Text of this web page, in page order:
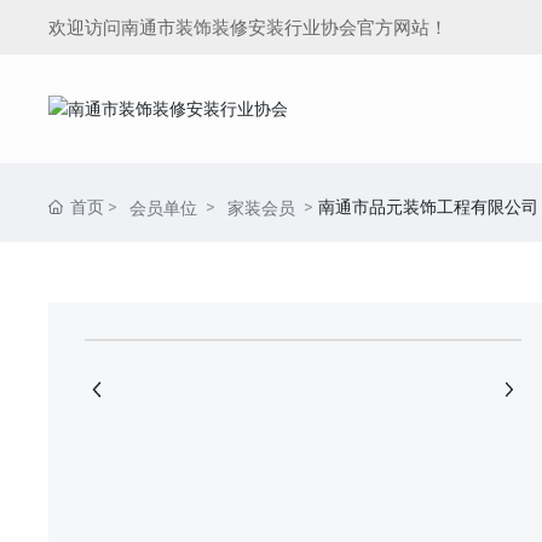
欢迎访问南通市装饰装修安装行业协会官方网站！
首页 会员单位 家装会员 南通市品元装饰工程有限公司